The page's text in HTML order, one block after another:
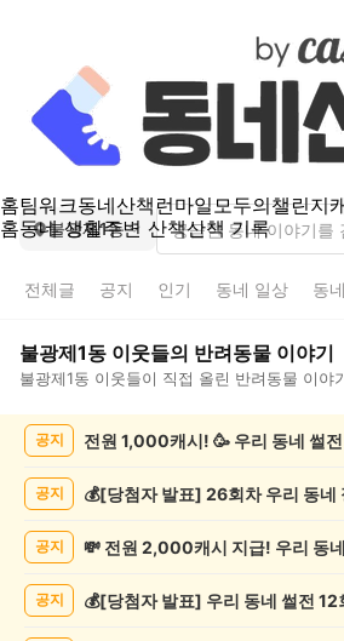
홈팀워크동네산책런마일모두의챌린지
홈동네 생활주변 산책산책 기록
불광제1동
전체글 공지 인기 동네 일상 동
불광제1동 이웃들의 반려동물 이야기
불광제1동 이웃들이 직접 올린 반려동물 이야
공지 전원 1,000캐시! 🥳 우리 동네 썰
공지
공지
공지